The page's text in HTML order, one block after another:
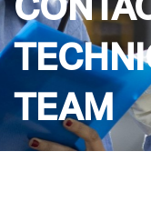
TEAM